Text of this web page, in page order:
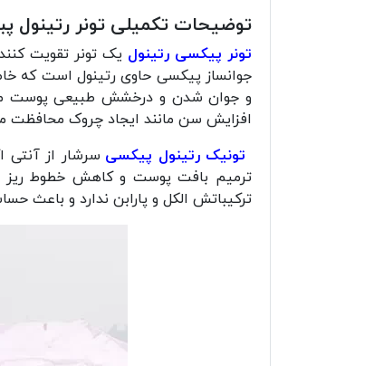
توضیحات تکمیلی تونر رتینول
تونر پیکسی رتینول یک تونر تقویت
جوانساز پیکسی حاوی رتینول است که
و جوان شدن و درخشش طبیعی پوست می
افزایش سن مانند ایجاد چروک محافظت
تونیک رتینول پیکسی سرشار از
ترمیم بافت پوست و کاهش خطوط
ترکیباتش الکل و پارابن ندارد و